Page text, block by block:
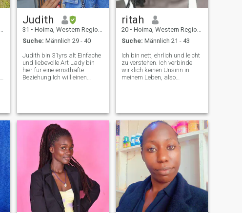
Judith
31 • Hoima, Western Region, Uganda
Suche: Männlich 29 - 40
Judith bin 31yrs alt Einfache
und liebevolle Art Lady bin
hier für eine ernsthafte
Beziehung Ich will einen
an Musik, Fotos machen Ich
liebe Reisen Ich bin eine
aufgeschlossene Dame,
freundlich, ehrlich, lasst uns
plaudern und uns treffen 😊
Ich bin hauptsächlich wegen
weißem Zucker hier. Royal
und haben Sinn für Humor
Ich möchte meinen Mr perfekt
auf dieser Website zu finden
bin gebildet, bescheiden bin
ich auch auf interessiert in
fürsorgliche
Seelenverwandte Gespräche
ritah
20 • Hoima, Western Region, Uganda
Suche: Männlich 21 - 43
Ich bin nett, ehrlich und leicht
zu verstehen. Ich verbinde
wirklich keinen Unsinn in
meinem Leben, also
schlecht gesprochen habe,
aber viele Leute hier wissen
nicht, was sie wirklich wollen.
Ich bin ein bisschen
prinzipientreu, trotz meines
Alters. Ich bin nicht hier, weil
ich so verzweifelt bin, aber
ich will nur meine wahre
Liebe finden.